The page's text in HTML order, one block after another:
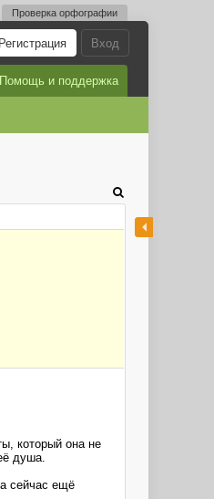
Проверка орфографии
Вход
Регистрация
Помощь и поддержка
который она не
душа.
сейчас ещё